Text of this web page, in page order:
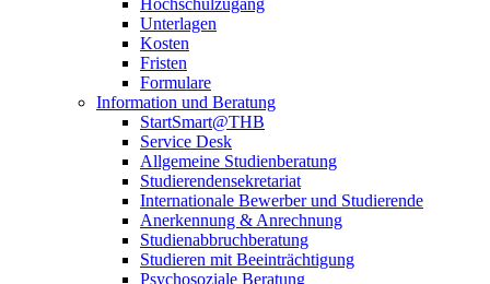
Hochschulzugang
Unterlagen
Kosten
Fristen
Formulare
Information und Beratung
StartSmart@THB
Service Desk
Allgemeine Studienberatung
Studierendensekretariat
Internationale Bewerber und Studierende
Anerkennung & Anrechnung
Studienabbruchberatung
Studieren mit Beeinträchtigung
Psychosoziale Beratung